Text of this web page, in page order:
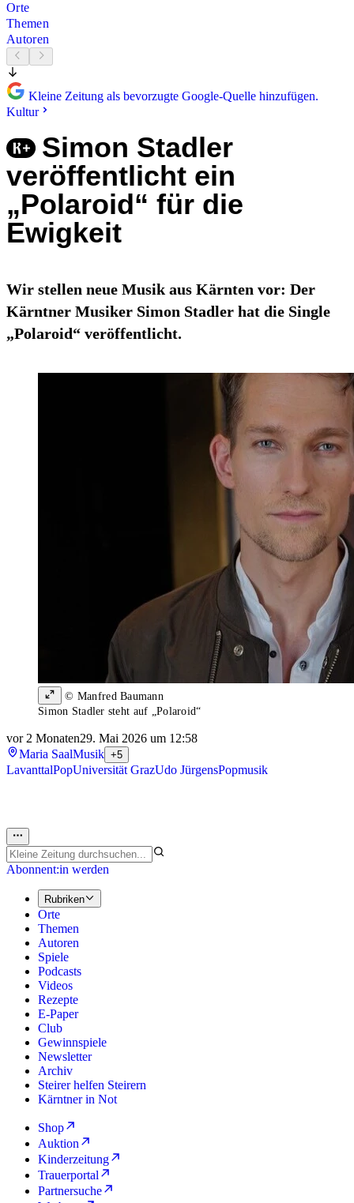
Orte
Themen
Autoren
Kleine Zeitung als bevorzugte Google-Quelle hinzufügen.
Kultur
Simon Stadler
veröffentlicht ein
„Polaroid“ für die
Ewigkeit
Wir stellen neue Musik aus Kärnten vor: Der
Kärntner Musiker Simon Stadler hat die Single
„Polaroid“ veröffentlicht.
© Manfred Baumann
Simon Stadler steht auf „Polaroid“
vor 2 Monaten29. Mai 2026 um 12:58
Maria SaalMusik +5
LavanttalPopUniversität GrazUdo JürgensPopmusik
Abonnent:in werden
Rubriken
Orte
Themen
Autoren
Spiele
Podcasts
Videos
Rezepte
E-Paper
Club
Gewinnspiele
Newsletter
Archiv
Steirer helfen Steirern
Kärntner in Not
Shop
Auktion
Kinderzeitung
Trauerportal
Partnersuche